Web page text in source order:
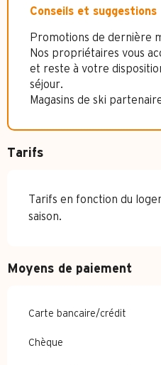
Conseils et suggestions
Promotions de dernière
Nos propriétaires vous
et reste à votre
séjour.
Magasins de ski
Tarifs
Tarifs en fonction du
saison.
Moyens de paiement
Carte bancaire/crédit
Chèque